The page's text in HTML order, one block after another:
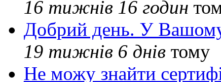
16 тижнів 16 годин
Добрий день. У Вашому
19 тижнів 6 днів тому
Не можу знайти